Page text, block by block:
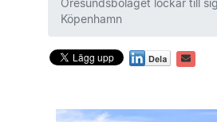
Öresundsbolaget lockar till
Köpenhamn